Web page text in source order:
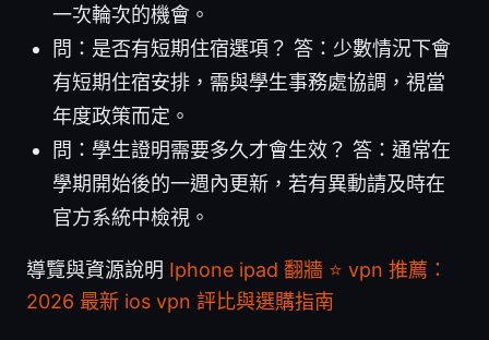
一次輪次的機會。
問：是否有短期住宿選項？ 答：少數情況下會
有短期住宿安排，需與學生事務處協調，視當
年度政策而定。
問：學生證明需要多久才會生效？ 答：通常在
學期開始後的一週內更新，若有異動請及時在
官方系統中檢視。
導覽與資源說明 Iphone ipad 翻牆 ⭐ vpn 推薦：
2026 最新 ios vpn 評比與選購指南